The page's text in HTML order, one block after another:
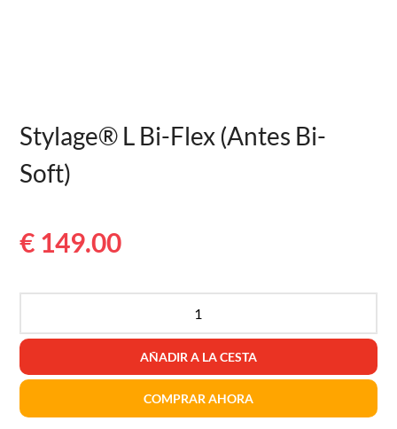
Stylage® L Bi-Flex (Antes Bi-
Soft)
€ 149.00
Stylage®
L
Bi-
Flex
AÑADIR A LA CESTA
COMPRAR AHORA